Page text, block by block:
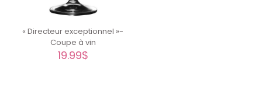
« Directeur exceptionnel »-
Coupe à vin
19.99$